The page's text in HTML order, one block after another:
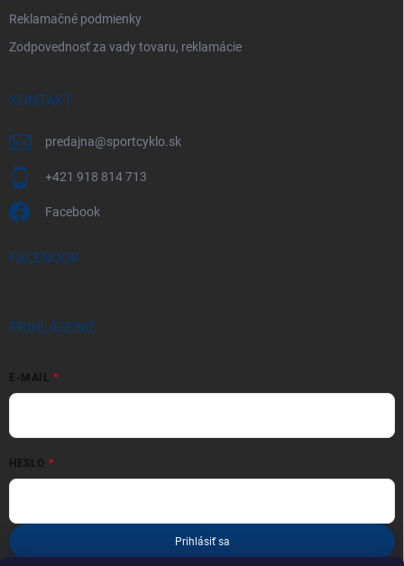
Reklamačné podmienky
Zodpovednosť za vady tovaru, reklamácie
KONTAKT
predajna@sportcyklo.sk
+421 918 814 713
Facebook
FACEBOOK
PRIHLÁSENIE
E-MAIL
HESLO
Prihlásiť sa